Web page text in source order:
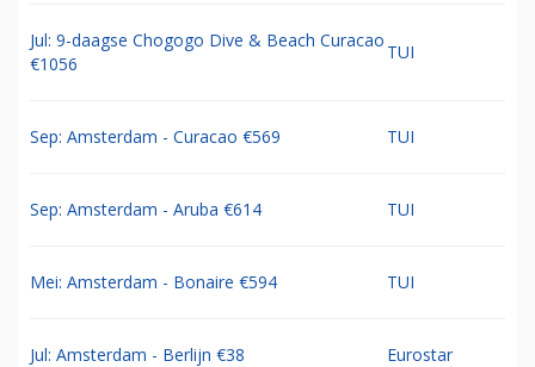
Jul: 9-daagse Chogogo Dive & Beach Curacao
€1056
TUI
Sep: Amsterdam - Curacao €569 TUI
Sep: Amsterdam - Aruba €614 TUI
Mei: Amsterdam - Bonaire €594 TUI
Jul: Amsterdam - Berlijn €38 Eurostar